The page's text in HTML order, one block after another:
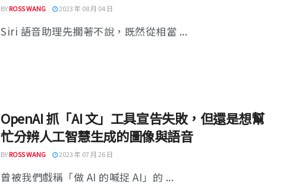
BYROSS WANG 2023 年 08 月 04 日
Siri 語音助理先擱著不說，既然從相當 ...
OpenAI 抓「AI 文」工具宣告失敗，但還是想幫
忙分辨人工智慧生成的圖像與語音
BYROSS WANG 2023 年 07 月 26 日
曾被我們戲稱「做 AI 的喊捉 AI」的 ...